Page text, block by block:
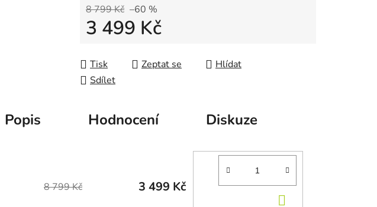
8 799 Kč –60 %
3 499 Kč
Tisk
Zeptat se
Hlídat
Sdílet
Popis Hodnocení Diskuze
8 799 Kč 3 499 Kč